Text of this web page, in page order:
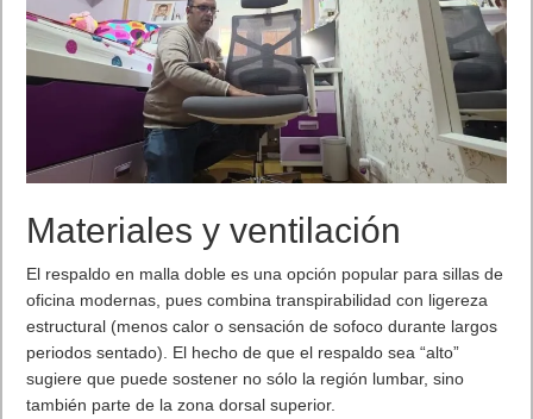
Materiales y ventilación
El respaldo en malla doble es una opción popular para sillas de
oficina modernas, pues combina transpirabilidad con ligereza
estructural (menos calor o sensación de sofoco durante largos
periodos sentado). El hecho de que el respaldo sea “alto”
sugiere que puede sostener no sólo la región lumbar, sino
también parte de la zona dorsal superior.